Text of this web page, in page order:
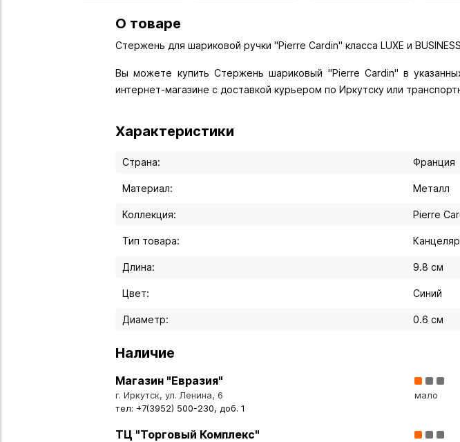
О товаре
Стержень для шариковой ручки "Pierre Cardin" класса LUXE и
Вы можете купить Стержень шариковый "Pierre Cardin" в
интернет-магазине с доставкой курьером по Иркутску или
Характеристики
Страна: Франция
Материал: Металл
Коллекция: Pierre
Тип товара:
Длина: 9.8 см
Цвет: Синий
Диаметр: 0.6 см
Наличие
Магазин "Евразия"
г. Иркутск, ул. Ленина, 6
тел: +7(3952) 500-230, доб. 1
мало
ТЦ "Торговый Комплекс"